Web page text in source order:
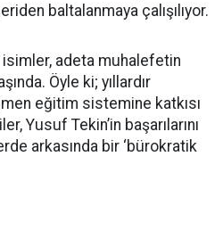
baltalanmaya çalışılıyor.
adeta muhalefetin
Öyle ki; yıllardır
eğitim sistemine katkısı
Yusuf Tekin’in başarılarını
arkasında bir ‘bürokratik